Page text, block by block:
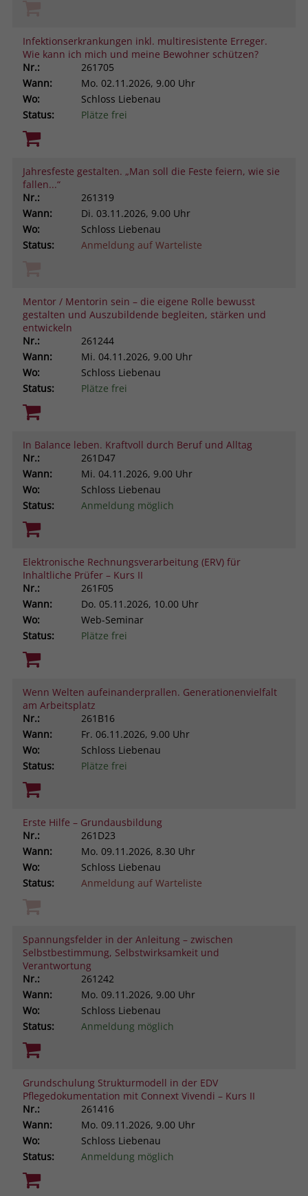
Infektionserkrankungen inkl. multiresistente Erreger.
Wie kann ich mich und meine Bewohner schützen?
Nr.:
261705
Wann:
Mo. 02.11.2026, 9.00 Uhr
Wo:
Schloss Liebenau
Status:
Plätze frei
Jahresfeste gestalten. „Man soll die Feste feiern, wie sie
fallen...“
Nr.:
261319
Wann:
Di. 03.11.2026, 9.00 Uhr
Wo:
Schloss Liebenau
Status:
Anmeldung auf Warteliste
Mentor / Mentorin sein – die eigene Rolle bewusst
gestalten und Auszubildende begleiten, stärken und
entwickeln
Nr.:
261244
Wann:
Mi. 04.11.2026, 9.00 Uhr
Wo:
Schloss Liebenau
Status:
Plätze frei
In Balance leben. Kraftvoll durch Beruf und Alltag
Nr.:
261D47
Wann:
Mi. 04.11.2026, 9.00 Uhr
Wo:
Schloss Liebenau
Status:
Anmeldung möglich
Elektronische Rechnungsverarbeitung (ERV) für
Inhaltliche Prüfer – Kurs II
Nr.:
261F05
Wann:
Do. 05.11.2026, 10.00 Uhr
Wo:
Web-Seminar
Status:
Plätze frei
Wenn Welten aufeinanderprallen. Generationenvielfalt
am Arbeitsplatz
Nr.:
261B16
Wann:
Fr. 06.11.2026, 9.00 Uhr
Wo:
Schloss Liebenau
Status:
Plätze frei
Erste Hilfe – Grundausbildung
Nr.:
261D23
Wann:
Mo. 09.11.2026, 8.30 Uhr
Wo:
Schloss Liebenau
Status:
Anmeldung auf Warteliste
Spannungsfelder in der Anleitung – zwischen
Selbstbestimmung, Selbstwirksamkeit und
Verantwortung
Nr.:
261242
Wann:
Mo. 09.11.2026, 9.00 Uhr
Wo:
Schloss Liebenau
Status:
Anmeldung möglich
Grundschulung Strukturmodell in der EDV
Pflegedokumentation mit Connext Vivendi – Kurs II
Nr.:
261416
Wann:
Mo. 09.11.2026, 9.00 Uhr
Wo:
Schloss Liebenau
Status:
Anmeldung möglich